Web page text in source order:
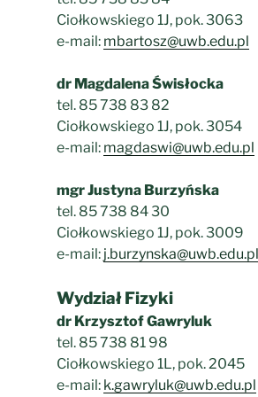
Ciołkowskiego 1J, pok. 3063
e-mail: mbartosz@uwb.edu.pl
dr Magdalena Świsłocka
tel. 85 738 83 82
Ciołkowskiego 1J, pok. 3054
e-mail: magdaswi@uwb.edu.pl
mgr Justyna Burzyńska
tel. 85 738 84 30
Ciołkowskiego 1J, pok. 3009
e-mail: j.burzynska@uwb.edu.pl
Wydział Fizyki
dr Krzysztof Gawryluk
tel. 85 738 81 98
Ciołkowskiego 1L, pok. 2045
e-mail: k.gawryluk@uwb.edu.pl